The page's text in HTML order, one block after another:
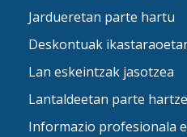
Jardueretan parte hartu
Deskontuak
Lan eskeintzak jasotzea
Lantaldeetan parte
Informazio profesionala